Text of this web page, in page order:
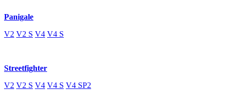
Panigale
V2 V2 S V4 V4 S
Streetfighter
V2 V2 S V4 V4 S V4 SP2